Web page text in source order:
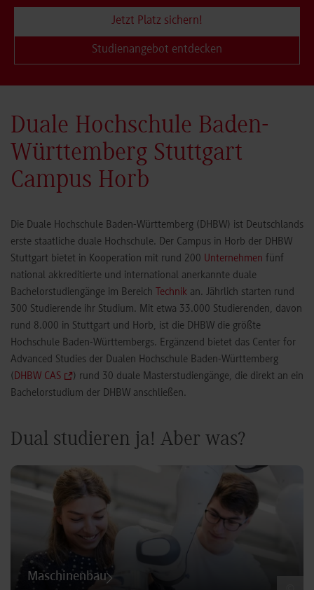
Jetzt Platz sichern!
Studienangebot entdecken
Duale Hochschule Baden-
Württemberg Stuttgart
Campus Horb
Die Duale Hochschule Baden-Württemberg (DHBW) ist Deutschlands
erste staatliche duale Hochschule. Der Campus in Horb der DHBW
Stuttgart bietet in Kooperation mit rund 200 Unternehmen fünf
national akkreditierte und international anerkannte duale
Bachelorstudiengänge im Bereich
Technik an. Jährlich starten rund
300 Studierende ihr Studium. Mit etwa 33.000 Studierenden, davon
rund 8.000 in Stuttgart und Horb, ist die DHBW die größte
Hochschule Baden-Württembergs. Ergänzend bietet das Center for
Advanced Studies der Dualen Hochschule Baden-Württemberg
( DHBW CAS
) rund 30 duale Masterstudiengänge, die direkt an ein
Bachelorstudium der DHBW anschließen.
Dual studieren ja! Aber was?
Maschinenbau